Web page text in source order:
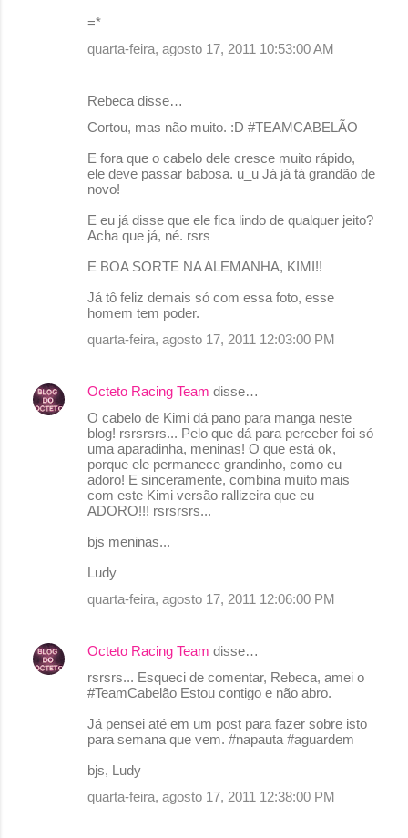
=*
quarta-feira, agosto 17, 2011 10:53:00 AM
Rebeca disse…
Cortou, mas não muito. :D #TEAMCABELÃO
E fora que o cabelo dele cresce muito rápido,
ele deve passar babosa. u_u Já já tá grandão de
novo!
E eu já disse que ele fica lindo de qualquer jeito?
Acha que já, né. rsrs
E BOA SORTE NA ALEMANHA, KIMI!!
Já tô feliz demais só com essa foto, esse
homem tem poder.
quarta-feira, agosto 17, 2011 12:03:00 PM
Octeto Racing Team disse…
O cabelo de Kimi dá pano para manga neste
blog! rsrsrsrs... Pelo que dá para perceber foi só
uma aparadinha, meninas! O que está ok,
porque ele permanece grandinho, como eu
adoro! E sinceramente, combina muito mais
com este Kimi versão rallizeira que eu
ADORO!!! rsrsrsrs...
bjs meninas...
Ludy
quarta-feira, agosto 17, 2011 12:06:00 PM
Octeto Racing Team disse…
rsrsrs... Esqueci de comentar, Rebeca, amei o
#TeamCabelão Estou contigo e não abro.
Já pensei até em um post para fazer sobre isto
para semana que vem. #napauta #aguardem
bjs, Ludy
quarta-feira, agosto 17, 2011 12:38:00 PM